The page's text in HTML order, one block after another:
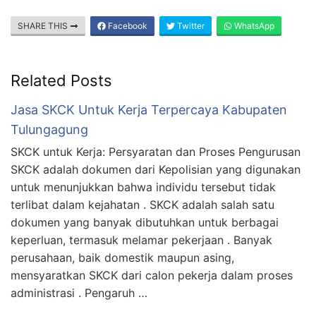
SHARE THIS Facebook Twitter WhatsApp
Related Posts
Jasa SKCK Untuk Kerja Terpercaya Kabupaten
Tulungagung
SKCK untuk Kerja: Persyaratan dan Proses Pengurusan
SKCK adalah dokumen dari Kepolisian yang digunakan
untuk menunjukkan bahwa individu tersebut tidak
terlibat dalam kejahatan . SKCK adalah salah satu
dokumen yang banyak dibutuhkan untuk berbagai
keperluan, termasuk melamar pekerjaan . Banyak
perusahaan, baik domestik maupun asing,
mensyaratkan SKCK dari calon pekerja dalam proses
administrasi . Pengaruh …